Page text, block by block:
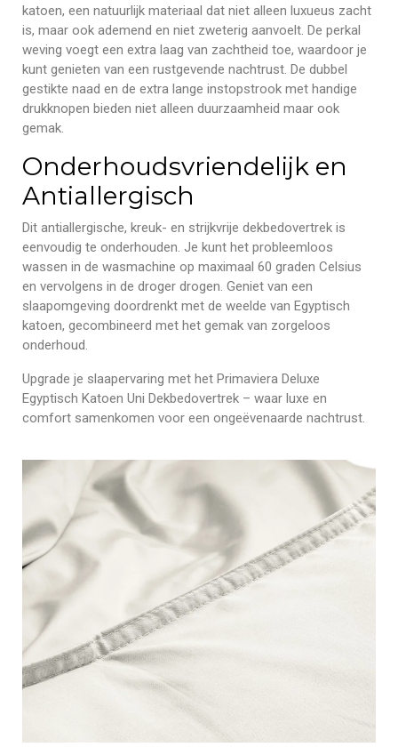
katoen, een natuurlijk materiaal dat niet alleen luxueus zacht
is, maar ook ademend en niet zweterig aanvoelt. De perkal
weving voegt een extra laag van zachtheid toe, waardoor je
kunt genieten van een rustgevende nachtrust. De dubbel
gestikte naad en de extra lange instopstrook met handige
drukknopen bieden niet alleen duurzaamheid maar ook
gemak.
Onderhoudsvriendelijk en
Antiallergisch
Dit antiallergische, kreuk- en strijkvrije dekbedovertrek is
eenvoudig te onderhouden. Je kunt het probleemloos
wassen in de wasmachine op maximaal 60 graden Celsius
en vervolgens in de droger drogen. Geniet van een
slaapomgeving doordrenkt met de weelde van Egyptisch
katoen, gecombineerd met het gemak van zorgeloos
onderhoud.
Upgrade je slaapervaring met het Primaviera Deluxe
Egyptisch Katoen Uni Dekbedovertrek – waar luxe en
comfort samenkomen voor een ongeëvenaarde nachtrust.